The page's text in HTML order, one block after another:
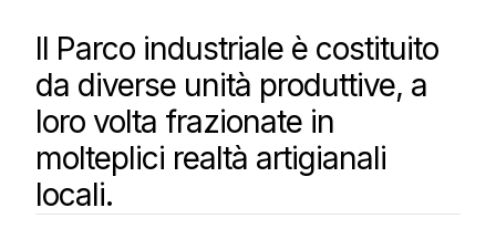
Il Parco industriale è costituito
da diverse unità produttive, a
loro volta frazionate in
molteplici realtà artigianali
locali.